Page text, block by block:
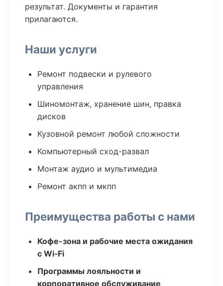
результат. Документы и гарантия
прилагаются.
Наши услуги
Ремонт подвески и рулевого
управления
Шиномонтаж, хранение шин, правка
дисков
Кузовной ремонт любой сложности
Компьютерный сход-развал
Монтаж аудио и мультимедиа
Ремонт акпп и мкпп
Преимущества работы с нами
Кофе-зона и рабочие места ожидания
с Wi‑Fi
Программы лояльности и
корпоративное обслуживание